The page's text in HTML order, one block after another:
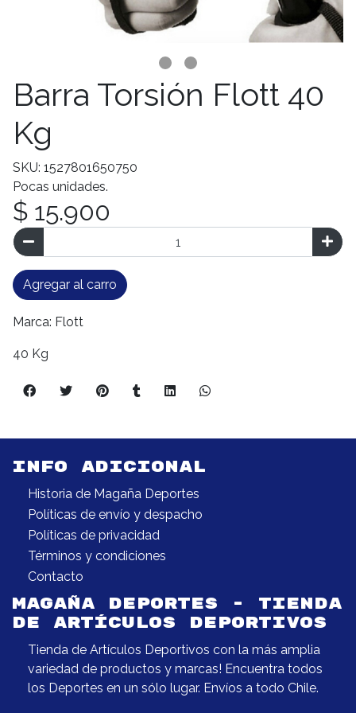
Barra Torsión Flott 40
Kg
SKU: 1527801650750
Pocas unidades.
$ 15.900
Agregar al carro
Marca: Flott
40 Kg
INFO ADICIONAL
Historia de Magaña Deportes
Políticas de envío y despacho
Políticas de privacidad
Términos y condiciones
Contacto
MAGAÑA DEPORTES - TIENDA
DE ARTÍCULOS DEPORTIVOS
Tienda de Artículos Deportivos con la más amplia
variedad de productos y marcas! Encuentra todos
los Deportes en un sólo lugar. Envíos a todo Chile.